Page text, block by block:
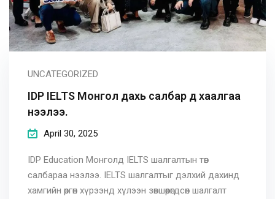
UNCATEGORIZED
IDP IELTS Монгол дахь салбар үүд хаалгаа
нээлээ.
April 30, 2025
IDP Education Монголд IELTS шалгалтын төв
салбараа нээлээ. IELTS шалгалтыг дэлхий дахинд
хамгийн өргөн хүрээнд хүлээн зөвшөөрөгдсөн шалгалт